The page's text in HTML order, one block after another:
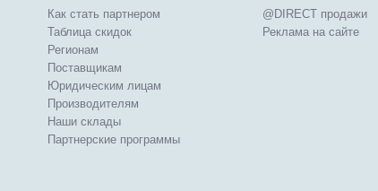
Как стать партнером
Таблица скидок
Регионам
Поставщикам
Юридическим лицам
Производителям
Наши склады
Партнерские программы
@DIRECT продажи
Реклама на сайте